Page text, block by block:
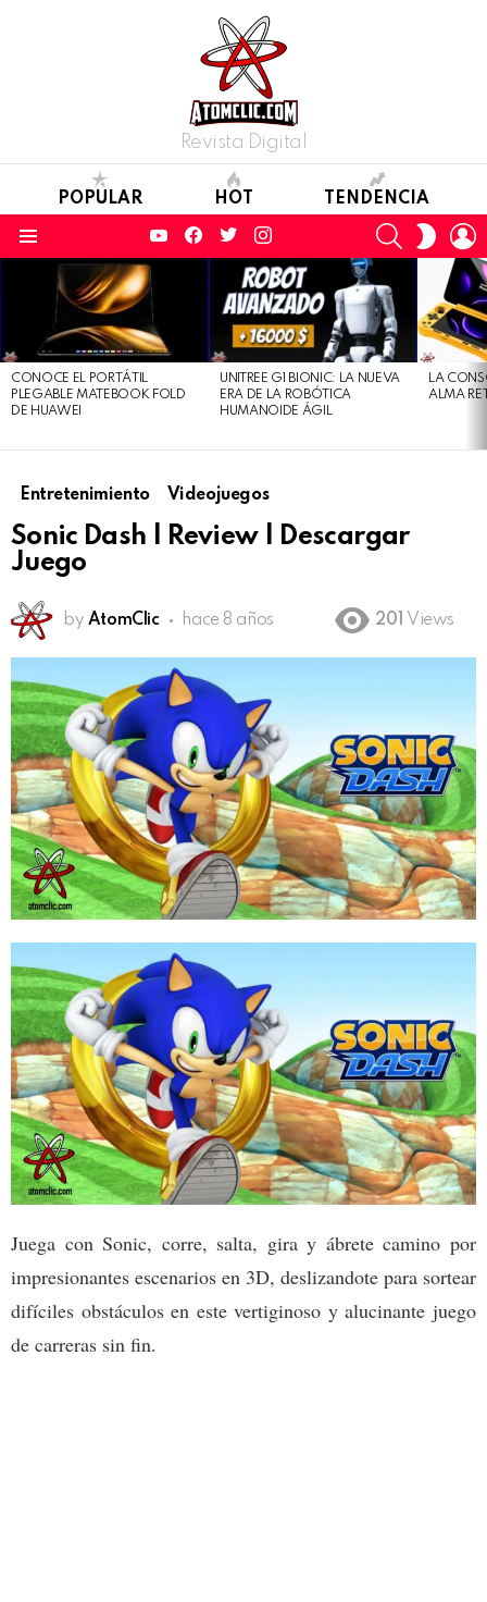
Revista Digital
POPULAR HOT TENDENCIA
YouTubeFacebook
TwitterInstagram SEARCH
SKIN
STORIES
CONOCE EL PORTÁTIL
PLEGABLE MATEBOOK FOLD
DE HUAWEI
UNITREE G1 BIONIC: LA NUEVA
ERA DE LA ROBÓTICA
HUMANOIDE ÁGIL
LA
ALMA
Entretenimiento Videojuegos
Sonic Dash | Review | Descargar
Juego
by AtomClic hace 8 años 201 Views
Juega con Sonic, corre, salta, gira y ábrete camino por
impresionantes escenarios en 3D, deslizandote para sortear
difíciles obstáculos en este vertiginoso y alucinante juego
de carreras sin fin.